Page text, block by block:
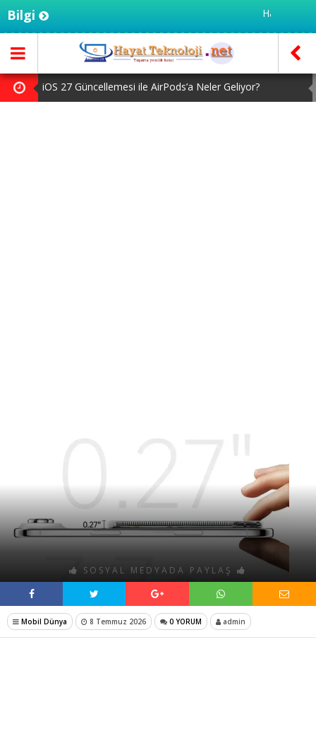
Bilgi
iOS 27 Güncellemesi ile AirPods’a Neler Geliyor?
Kameralı AirPods Gelecek Ay Tanıtılabilir
SOSYAL MEDYADA PAYLAŞ
Mobil Dünya 8 Temmuz 2026 0 YORUM admin